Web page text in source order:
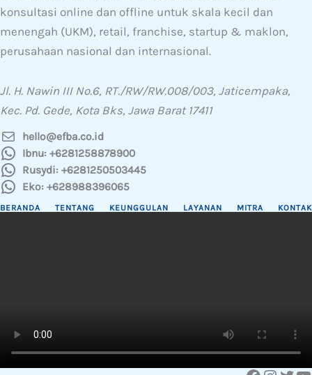
konsultasi online dan offline untuk skala kecil dan
menengah (UKM), retail, franchise, startup & maklon,
perusahaan nasional dan internasional.
Jl. H. Nawin III No.6, RT./RW/RW.008/003, Jaticempaka,
Kec. Pd. Gede, Kota Bks, Jawa Barat 17411
hello@efba.co.id
Ibnu: +6281258878900
Rusydi: +6281250503445
Eko: +628988396065
BERANDA TENTANG KEUNGGULAN LAYANAN MITRA KONTAK